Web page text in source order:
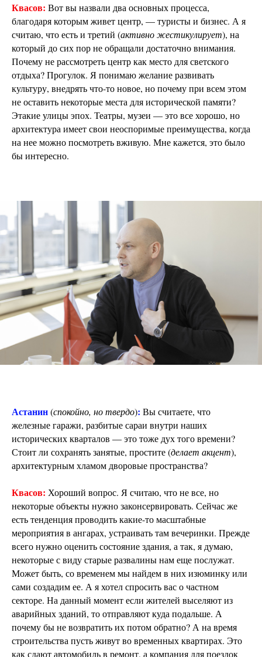
Квасов: Вот вы назвали два основных процесса,
благодаря которым живет центр, — туристы и бизнес. А я
считаю, что есть и третий (активно жестикулирует), на
который до сих пор не обращали достаточно внимания.
Почему не рассмотреть центр как место для светского
отдыха? Прогулок. Я понимаю желание развивать
культуру, внедрять что-то новое, но почему при всем этом
не оставить некоторые места для исторической памяти?
Этакие улицы эпох. Театры, музеи — это все хорошо, но
архитектура имеет свои неоспоримые преимущества, когда
на нее можно посмотреть вживую. Мне кажется, это было
бы интересно.
Астанин(спокойно, но твердо): Вы считаете, что
железные гаражи, разбитые сараи внутри наших
исторических кварталов — это тоже дух того времени?
Стоит ли сохранять занятые, простите (делает акцент),
архитектурным хламом дворовые пространства?
Квасов: Хороший вопрос. Я считаю, что не все, но
некоторые объекты нужно законсервировать. Сейчас же
есть тенденция проводить какие-то масштабные
мероприятия в ангарах, устраивать там вечеринки. Прежде
всего нужно оценить состояние здания, а так, я думаю,
некоторые с виду старые развалины нам еще послужат.
Может быть, со временем мы найдем в них изюминку или
сами создадим ее. А я хотел спросить вас о частном
секторе. На данный момент если жителей выселяют из
аварийных зданий, то отправляют куда подальше. А
почему бы не возвратить их потом обратно? А на время
строительства пусть живут во временных квартирах. Это
как сдают автомобиль в ремонт, а компания для поездок